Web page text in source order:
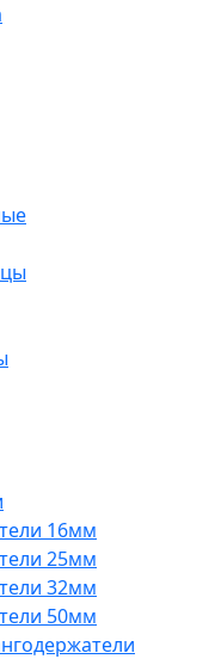
16мм
25мм
32мм
50мм